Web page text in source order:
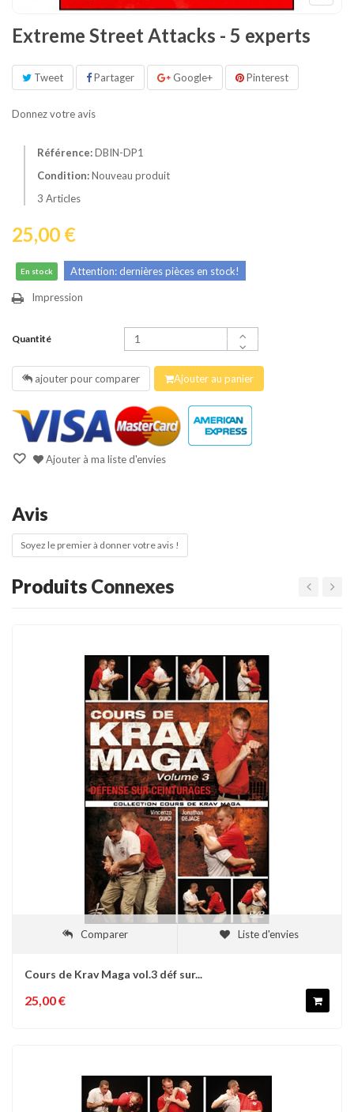
Extreme Street Attacks - 5 experts
Tweet Partager Google+ Pinterest
Donnez votre avis
Référence:DBIN-DP1
Condition:Nouveau produit
3 Articles
25,00 €
En stock Attention: dernières pièces en stock!
Impression
Quantité
ajouter pour comparer Ajouter au panier
Ajouter à ma liste d'envies
Avis
Soyez le premier à donner votre avis !
Produits Connexes
Comparer Liste d'envies
Cours de Krav Maga vol.3 déf sur...
25,00 €